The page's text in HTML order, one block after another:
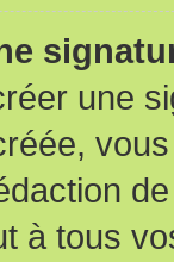
une
à tous